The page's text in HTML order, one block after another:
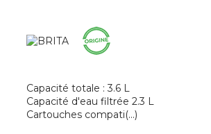
Capacité totale : 3.6 L
Capacité d'eau filtrée 2.3 L
Cartouches compati(...)